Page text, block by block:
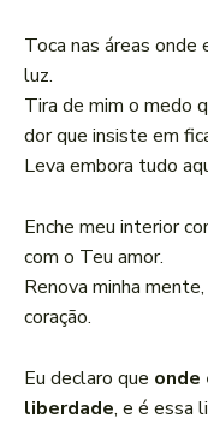
Toca nas áreas onde
luz.
Tira de mim o medo
dor que insiste em
Leva embora tudo
Enche meu interior
com o Teu amor.
Renova minha
coração.
Eu declaro que onde
liberdade, e é essa